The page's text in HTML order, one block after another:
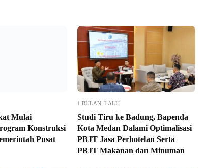
Mulai
Konstruksi
Pusat
1 BULAN LALU
Studi Tiru ke Badung, Bapenda
Kota Medan Dalami Optimalisasi
PBJT Jasa Perhotelan Serta
PBJT Makanan dan Minuman